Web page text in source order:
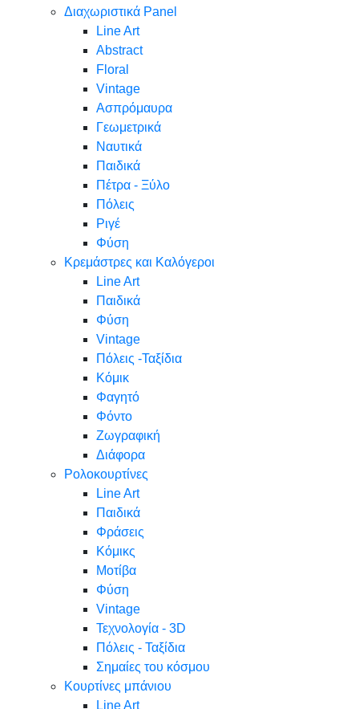
Διαχωριστικά Panel
Line Art
Abstract
Floral
Vintage
Ασπρόμαυρα
Γεωμετρικά
Ναυτικά
Παιδικά
Πέτρα - Ξύλο
Πόλεις
Ριγέ
Φύση
Κρεμάστρες και Καλόγεροι
Line Art
Παιδικά
Φύση
Vintage
Πόλεις -Ταξίδια
Κόμικ
Φαγητό
Φόντο
Ζωγραφική
Διάφορα
Ρολοκουρτίνες
Line Art
Παιδικά
Φράσεις
Κόμικς
Μοτίβα
Φύση
Vintage
Τεχνολογία - 3D
Πόλεις - Ταξίδια
Σημαίες του κόσμου
Κουρτίνες μπάνιου
Line Art